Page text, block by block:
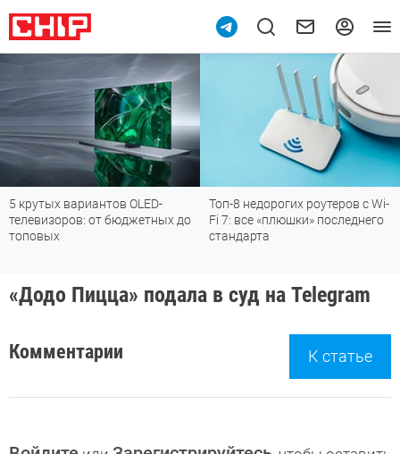
5 крутых вариантов OLED-
телевизоров: от бюджетных до
топовых
Топ-8 недорогих роутеров с Wi-
Fi 7: все «плюшки» последнего
стандарта
«Додо Пицца» подала в суд на Telegram
Комментарии К статье